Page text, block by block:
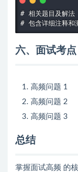
# 相关题目及解法
# 包含详细注释和
六、面试考点
高频问题 1
高频问题 2
高频问题 3
总结
掌握面试高频 的